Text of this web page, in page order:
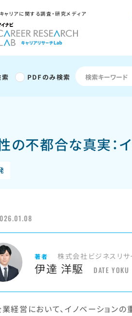
ャリアに関する調査・研究メディア
PDFのみ検索
の不都合な真実：
著者 株式会社ビジネスリ
伊達 洋駆 DATE YOKU
経営において、イノベーション